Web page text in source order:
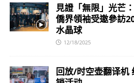
見證「無限」光芒
僑界領袖受邀參訪
水晶球
12/18/2025
回放/时空壶翻译机